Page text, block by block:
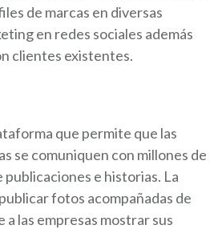
de marcas en diversas
en redes sociales además
clientes existentes.
que permite que las
se comuniquen con millones de
publicaciones e historias. La
fotos acompañadas de
las empresas mostrar sus